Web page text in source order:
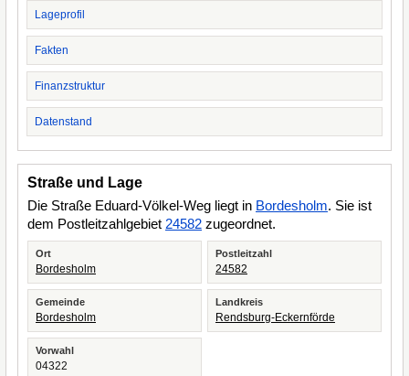
Lageprofil
Fakten
Finanzstruktur
Datenstand
Straße und Lage
Die Straße Eduard-Völkel-Weg liegt in Bordesholm. Sie ist
dem Postleitzahlgebiet 24582 zugeordnet.
Ort
Bordesholm
Postleitzahl
24582
Gemeinde
Bordesholm
Landkreis
Rendsburg-Eckernförde
Vorwahl
04322